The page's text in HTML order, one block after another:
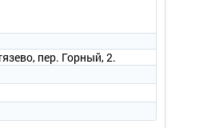
столик, стулья, шкаф,
посуды.
пер. Горный, 2.